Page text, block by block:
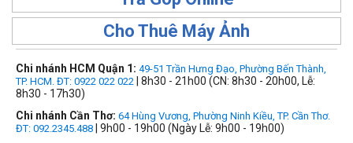
Cho Thuê Máy Ảnh
Chi nhánh HCM Quận 1: 49-51 Trần Hưng Đạo, Phường Bến Thành,
TP. HCM. ĐT: 0922 022 022 | 8h30 - 21h00 (CN: 8h30 - 20h00, Lễ:
8h30 - 17h30)
Chi nhánh Cần Thơ: 64 Hùng Vương, Phường Ninh Kiều, TP. Cần Thơ.
ĐT: 092.2345.488 | 9h00 - 19h00 (Ngày Lễ: 9h00 - 19h00)